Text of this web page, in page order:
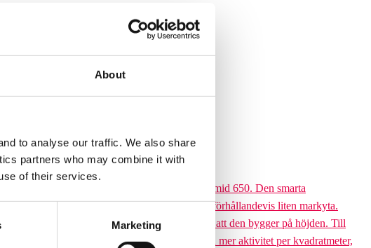
About
to analyse our traffic. We also share
partners who may combine it with
of their services.
Marketing
höga Climbing pyramid 650. Läs mer...
upp till den 6,5 meter höga Climbing pyramid 650. Den smarta
gång. Dessutom tar klätterpyramiden upp en förhållandevis liten markyta.
gör klätterpyramiden till ett yteffektivt val är att den bygger på höjden. Till
ytan. Ni får plats med betydligt fler barn och mer aktivitet per kvadratmeter,